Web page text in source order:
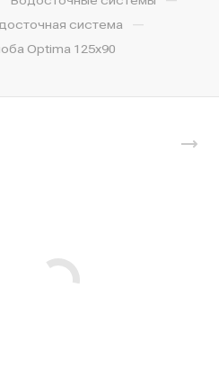
система —
Optima 125x90